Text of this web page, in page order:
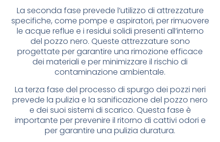
La seconda fase prevede l’utilizzo di attrezzature
specifiche, come pompe e aspiratori, per rimuovere
le acque reflue e i residui solidi presenti all’interno
del pozzo nero. Queste attrezzature sono
progettate per garantire una rimozione efficace
dei materiali e per minimizzare il rischio di
contaminazione ambientale.
La terza fase del processo di spurgo dei pozzi neri
prevede la pulizia e la sanificazione del pozzo nero
e dei suoi sistemi di scarico. Questa fase è
importante per prevenire il ritorno di cattivi odori e
per garantire una pulizia duratura.